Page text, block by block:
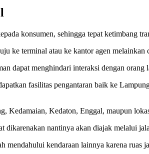
konsumen, sehingga tepat ketimbang
ke terminal atau ke kantor agen melainkan
dapat menghindari interaksi dengan orang
fasilitas pengantaran baik ke
Kedaton, Enggal, maupun
dikarenakan nantinya akan diajak melalui
mendahului kendaraan lainnya karena ruas